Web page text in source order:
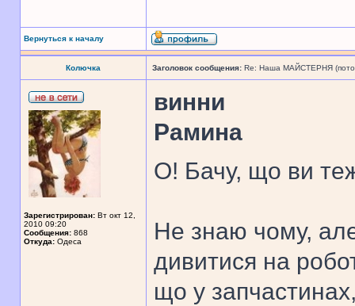
Вернуться к началу
Колючка Заголовок сообщения: Re: Наша МАЙСТЕРНЯ
Зарегистрирован: Вт окт 12,
2010 09:20
Сообщения: 868
Откуда: Одеса
винни
Рамина
О! Бачу, що ви
Не знаю чому,
дивитися на
що у